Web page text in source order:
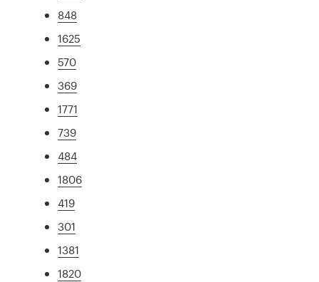
848
1625
570
369
1771
739
484
1806
419
301
1381
1820